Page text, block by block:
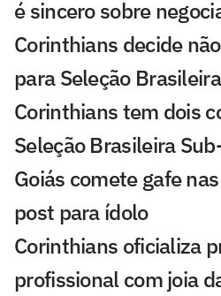
é sincero sobre
Corinthians decide
para Seleção
Corinthians tem dois
Seleção Brasileira
Goiás comete gafe
post para ídolo
Corinthians oficializa
profissional com joia